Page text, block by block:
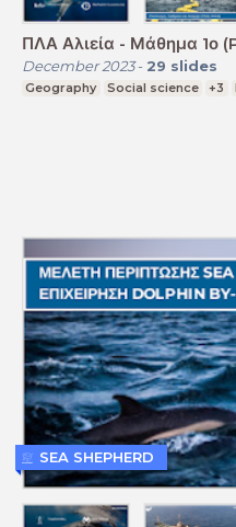
ΠΛΑ Αλιεία - Μάθημα 1ο
December 2023- 29 slides
Geography Social science +3
SEA SHEPHERD